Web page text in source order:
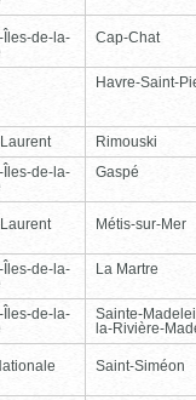
Îles-de-la-
Cap-Chat
Havre-Saint-
Rimouski
Îles-de-la-
Gaspé
Métis-sur-Mer
Îles-de-la-
La Martre
Îles-de-la-
Sainte-
la-Rivière-
Saint-Siméon